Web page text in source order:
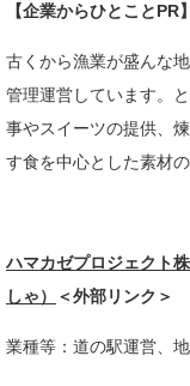
【企業からひとことPR】
古くから漁業が盛んな
管理運営しています。
事やスイーツの提供、
す食を中心とした素材
ハマカゼプロジェクト
しゃ）
＜外部リンク＞
業種等：道の駅運営、